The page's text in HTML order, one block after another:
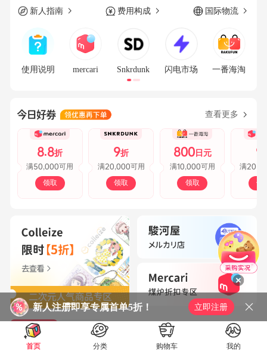
新人指南 费用构成 国际物流
使用说明 mercari Snkrdunk 闪电市场 一番海淘
查看更多
8.8折
满50,000可用
领取
9折
满20,000可用
领取
800日元
满10,000可用
领取
9
满
领
精选商品 精选文章
新人注册即享专属首单5折！ 立即注册
首页 分类 购物车 我的